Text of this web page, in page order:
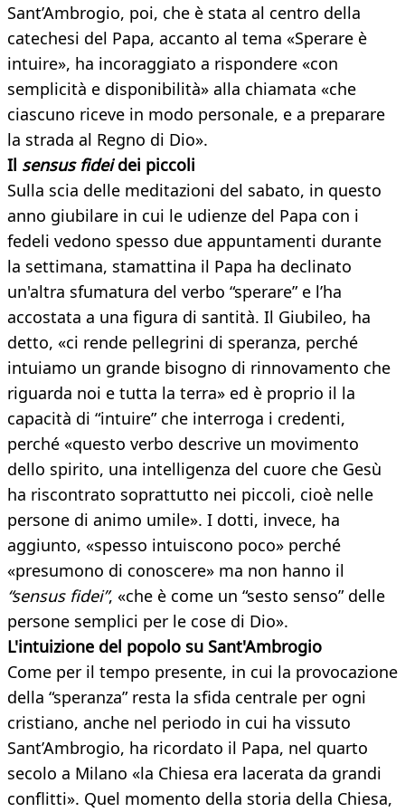
Sant’Ambrogio, poi, che è stata al centro della
catechesi del Papa, accanto al tema «Sperare è
intuire», ha incoraggiato a rispondere «con
semplicità e disponibilità» alla chiamata «che
ciascuno riceve in modo personale, e a preparare
la strada al Regno di Dio».
Il sensus fideidei piccoli
Sulla scia delle meditazioni del sabato, in questo
anno giubilare in cui le udienze del Papa con i
fedeli vedono spesso due appuntamenti durante
la settimana, stamattina il Papa ha declinato
un'altra sfumatura del verbo “sperare” e l’ha
accostata a una figura di santità. Il Giubileo, ha
detto, «ci rende pellegrini di speranza, perché
intuiamo un grande bisogno di rinnovamento che
riguarda noi e tutta la terra» ed è proprio il la
capacità di “intuire” che interroga i credenti,
perché «questo verbo descrive un movimento
dello spirito, una intelligenza del cuore che Gesù
ha riscontrato soprattutto nei piccoli, cioè nelle
persone di animo umile». I dotti, invece, ha
aggiunto, «spesso intuiscono poco» perché
«presumono di conoscere» ma non hanno il
“sensus fidei”, «che è come un “sesto senso” delle
persone semplici per le cose di Dio».
L'intuizione del popolo su Sant'Ambrogio
Come per il tempo presente, in cui la provocazione
della “speranza” resta la sfida centrale per ogni
cristiano, anche nel periodo in cui ha vissuto
Sant’Ambrogio, ha ricordato il Papa, nel quarto
secolo a Milano «la Chiesa era lacerata da grandi
conflitti». Quel momento della storia della Chiesa,